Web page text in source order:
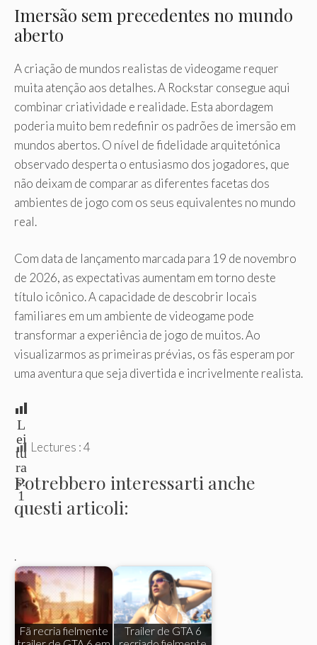
Imersão sem precedentes no mundo
aberto
A criação de mundos realistas de videogame requer
muita atenção aos detalhes. A Rockstar consegue aqui
combinar criatividade e realidade. Esta abordagem
poderia muito bem redefinir os padrões de imersão em
mundos abertos. O nível de fidelidade arquitetónica
observado desperta o entusiasmo dos jogadores, que
não deixam de comparar as diferentes facetas dos
ambientes de jogo com os seus equivalentes no mundo
real.
Com data de lançamento marcada para 19 de novembro
de 2026, as expectativas aumentam em torno deste
título icônico. A capacidade de descobrir locais
familiares em um ambiente de videogame pode
transformar a experiência de jogo de muitos. Ao
visualizarmos as primeiras prévias, os fãs esperam por
uma aventura que seja divertida e incrivelmente realista.
L
ei
tu
ra
s:
1
Lectures :4
Potrebbero interessarti anche
questi articoli:
.
Fã recria fielmente
Trailer de GTA 6